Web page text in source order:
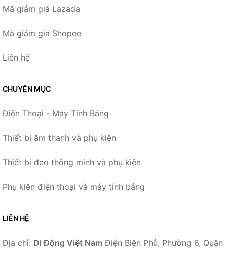
Mã giảm giá Lazada
Mã giảm giá Shopee
Liên hệ
CHUYÊN MỤC
Điện Thoại - Máy Tính Bảng
Thiết bị âm thanh và phụ kiện
Thiết bị đeo thông minh và phụ kiện
Phụ kiện điện thoại và máy tính bảng
LIÊN HỆ
Địa chỉ: Di Động Việt Nam Điện Biên Phủ, Phường 6, Quận